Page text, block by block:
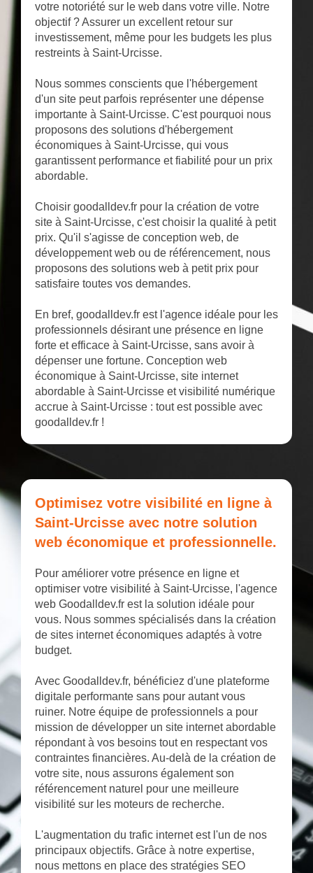
votre notoriété sur le web dans votre ville. Notre
objectif ? Assurer un excellent retour sur
investissement, même pour les budgets les plus
restreints à Saint-Urcisse.
Nous sommes conscients que l'hébergement
d'un site peut parfois représenter une dépense
importante à Saint-Urcisse. C'est pourquoi nous
proposons des solutions d'hébergement
économiques à Saint-Urcisse, qui vous
garantissent performance et fiabilité pour un prix
abordable.
Choisir goodalldev.fr pour la création de votre
site à Saint-Urcisse, c'est choisir la qualité à petit
prix. Qu'il s'agisse de conception web, de
développement web ou de référencement, nous
proposons des solutions web à petit prix pour
satisfaire toutes vos demandes.
En bref, goodalldev.fr est l'agence idéale pour les
professionnels désirant une présence en ligne
forte et efficace à Saint-Urcisse, sans avoir à
dépenser une fortune. Conception web
économique à Saint-Urcisse, site internet
abordable à Saint-Urcisse et visibilité numérique
accrue à Saint-Urcisse : tout est possible avec
goodalldev.fr !
Optimisez votre visibilité en ligne à
Saint-Urcisse avec notre solution
web économique et professionnelle.
Pour améliorer votre présence en ligne et
optimiser votre visibilité à Saint-Urcisse, l'agence
web Goodalldev.fr est la solution idéale pour
vous. Nous sommes spécialisés dans la création
de sites internet économiques adaptés à votre
budget.
Avec Goodalldev.fr, bénéficiez d'une plateforme
digitale performante sans pour autant vous
ruiner. Notre équipe de professionnels a pour
mission de développer un site internet abordable
répondant à vos besoins tout en respectant vos
contraintes financières. Au-delà de la création de
votre site, nous assurons également son
référencement naturel pour une meilleure
visibilité sur les moteurs de recherche.
L'augmentation du trafic internet est l'un de nos
principaux objectifs. Grâce à notre expertise,
nous mettons en place des stratégies SEO